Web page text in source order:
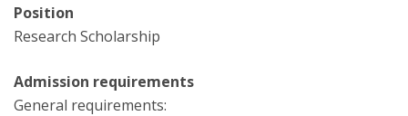
Position
Research Scholarship
Admission requirements
General requirements: